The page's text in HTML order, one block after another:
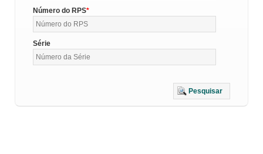
Número do RPS
Série
Pesquisar